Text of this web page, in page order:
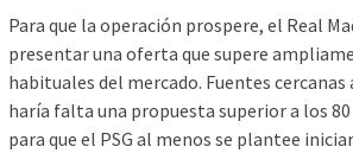
Para que la operación prospere, el Real
presentar una oferta que supere
habituales del mercado. Fuentes
haría falta una propuesta superior a los
para que el PSG al menos se plantee